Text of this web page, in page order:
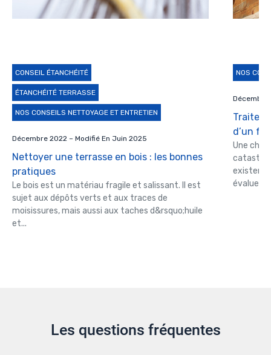
CONSEIL ÉTANCHÉITÉ
ÉTANCHÉITÉ TERRASSE
NOS CONSEILS NETTOYAGE ET ENTRETIEN
Décembre 2022 – Modifié En Juin 2025
Nettoyer une terrasse en bois : les bonnes
pratiques
Le bois est un matériau fragile et salissant. Il est
sujet aux dépôts verts et aux traces de
moisissures, mais aussi aux taches d&rsquo;huile
et...
NOS
Décembre
d’un
Une
existent
évaluez
Les questions fréquentes